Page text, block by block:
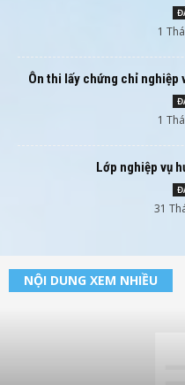
1
Ôn thi lấy chứng chỉ nghiệp
1
Lớp nghiệp vụ
31
NỘI DUNG XEM NHIỀU